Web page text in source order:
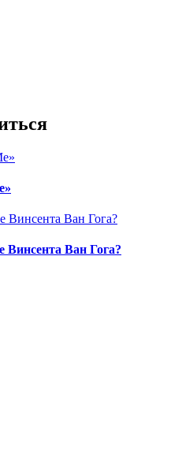
Винсента Ван Гога?